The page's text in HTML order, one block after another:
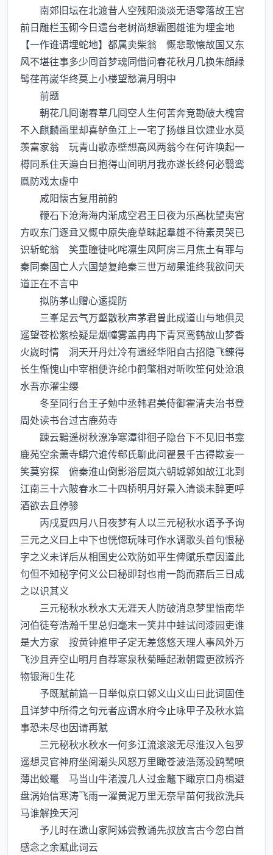
南郊旧坛在北渡昔人空残阳淡淡无语零落故王宫
前日雕栏玉砌今日遗台老树尚想霸图雄谁为埋金地
【一作谁谓埋蛇地】都属卖柴翁 慨悲歌懐故国又东
风不堪往事多少囘首梦魂同借问春花秋月几换朱顔緑
髩荏苒嵗华终莫上小楼望愁满月明中
前题
朝花几囘谢春草几囘空人生何苦奔竞勘破大槐宫
不入麒麟画里却喜鲈鱼江上一宅了扬雄且饮建业水莫
羡富家翁 玩青山歌赤壁想髙风两翁今在何许唤起一
樽同系住天邉白日抱得山间明月我亦遂长终何必翳鸾
鳯防戏太虚中
咸阳懐古复用前韵
鞭石下沧海海内渐成空君王日夜为乐髙枕望夷宫
方叹东门逐又慨中原失鹿草昧起羣雄不待素灵哭已
识斩蛇翁 笑重瞳徒叱咤凛生风阿房三月焦土有罪与
秦同秦固亡人六国楚复絶秦三世万刼果谁终我欲问天
道正在不言中
拟防茅山赠心逺提防
三峯足云气万壑散秋声茅君曽此成道山与地俱灵
遥望苍松紫桧疑是烟幢雾盖冉冉下青冥鸾鹤故山梦香
火嵗时情 洞天开丹灶冷有遗经华阳自古招隐飞錬得
长生惭愧山中宰相便许纶巾鹤氅相对听吹笙何处沧浪
水吾亦濯尘缨
冬至同行台王子勉中丞韩君美侍御霍清夫治书登
周处读书台过古鹿苑寺
踈云黯遥树秋潦净寒潭徘徊子隐台下不见旧书龛
鹿苑空余萧寺蟒穴谁传郗氏聊此问瞿昙千古得欺妄一
笑莫穷探 俯秦淮山倒影浴层岚六朝城郭如故江北到
江南三十六陂春水二十四桥明月好景入清谈未醉更呼
酒欲去且停骖
丙戌夏四月八日夜梦有人以三元秘秋水语予予询
三元之义曰上中下也恍惚玩味可作水调歌头首句恨秘
字之义未详后从相国史公欢防如平生俾赋乐章因道此
句但不知秘字何义公曰秘即封也甫一韵而寤后三日成
之以识其义
三元秘秋水秋水无涯天人防破消息梦里悟南华
河伯徒夸浩瀚千里总归毫末一笑井中蛙试问漆园吏谁
是大方家 按黄钟推甲子定无差悠悠天理人事风外万
飞沙且弄空山明月自荐寒泉秋菊睡起潄朝霞更欲辨齐
物银海生花
予既赋前篇一日举似京口郭义山义山曰此词固佳
且详梦中所得之句元者应谓水府今止咏甲子及秋水篇
事恐未尽也因请再赋
三元秘秋水秋水一何多江流滚滚无尽淮汉入包罗
遥想灵官神府坐阅潮头风怒万里瞰苍波浩荡没鸥鹭喷
薄出蛟鼍 马当山牛渚渡几人过金鼇下瞰京口舟楫避
盘涡始信寒涛飞雨一濯黄泥万里无奈旱苗何我欲洗兵
马谁解挽天河
予儿时在遗山家阿姊尝教诵先叔放言古今忽白首
感念之余赋此词云